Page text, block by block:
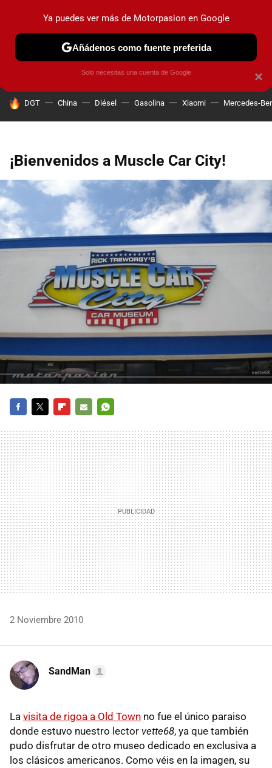
PRUEBAS COCHES ELÉCTRICOS OBSERVATORIO
HOY SE HABLA DE
DGT China Diésel Gasolina Xiaomi Mercedes-
¡Bienvenidos a Muscle Car City!
MAIL
2 Noviembre 2010
SandMan
La visita de rigoa a Old Town no fue el único paraiso
donde estuvo nuestro lector vette68, ya que también
pudo disfrutar de otro museo dedicado en exclusiva a
los clásicos americanos. Como véis en la imagen, su
×
Ya puedes ver más de Motorpasion en Google
Añádenos como fuente preferida
Solo necesitas una cuenta de Google